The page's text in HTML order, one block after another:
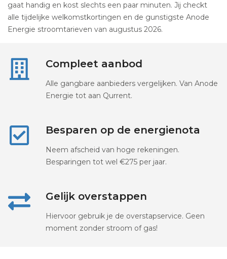
gaat handig en kost slechts een paar minuten. Jij checkt
alle tijdelijke welkomstkortingen en de gunstigste Anode
Energie stroomtarieven van augustus 2026.
Compleet aanbod
Alle gangbare aanbieders vergelijken. Van Anode
Energie tot aan Qurrent.
Besparen op de energienota
Neem afscheid van hoge rekeningen.
Besparingen tot wel €275 per jaar.
Gelijk overstappen
Hiervoor gebruik je de overstapservice. Geen
moment zonder stroom of gas!